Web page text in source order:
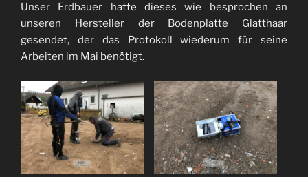
Unser Erdbauer hatte dieses wie besprochen an
unseren Hersteller der Bodenplatte Glatthaar
gesendet, der das Protokoll wiederum für seine
Arbeiten im Mai benötigt.